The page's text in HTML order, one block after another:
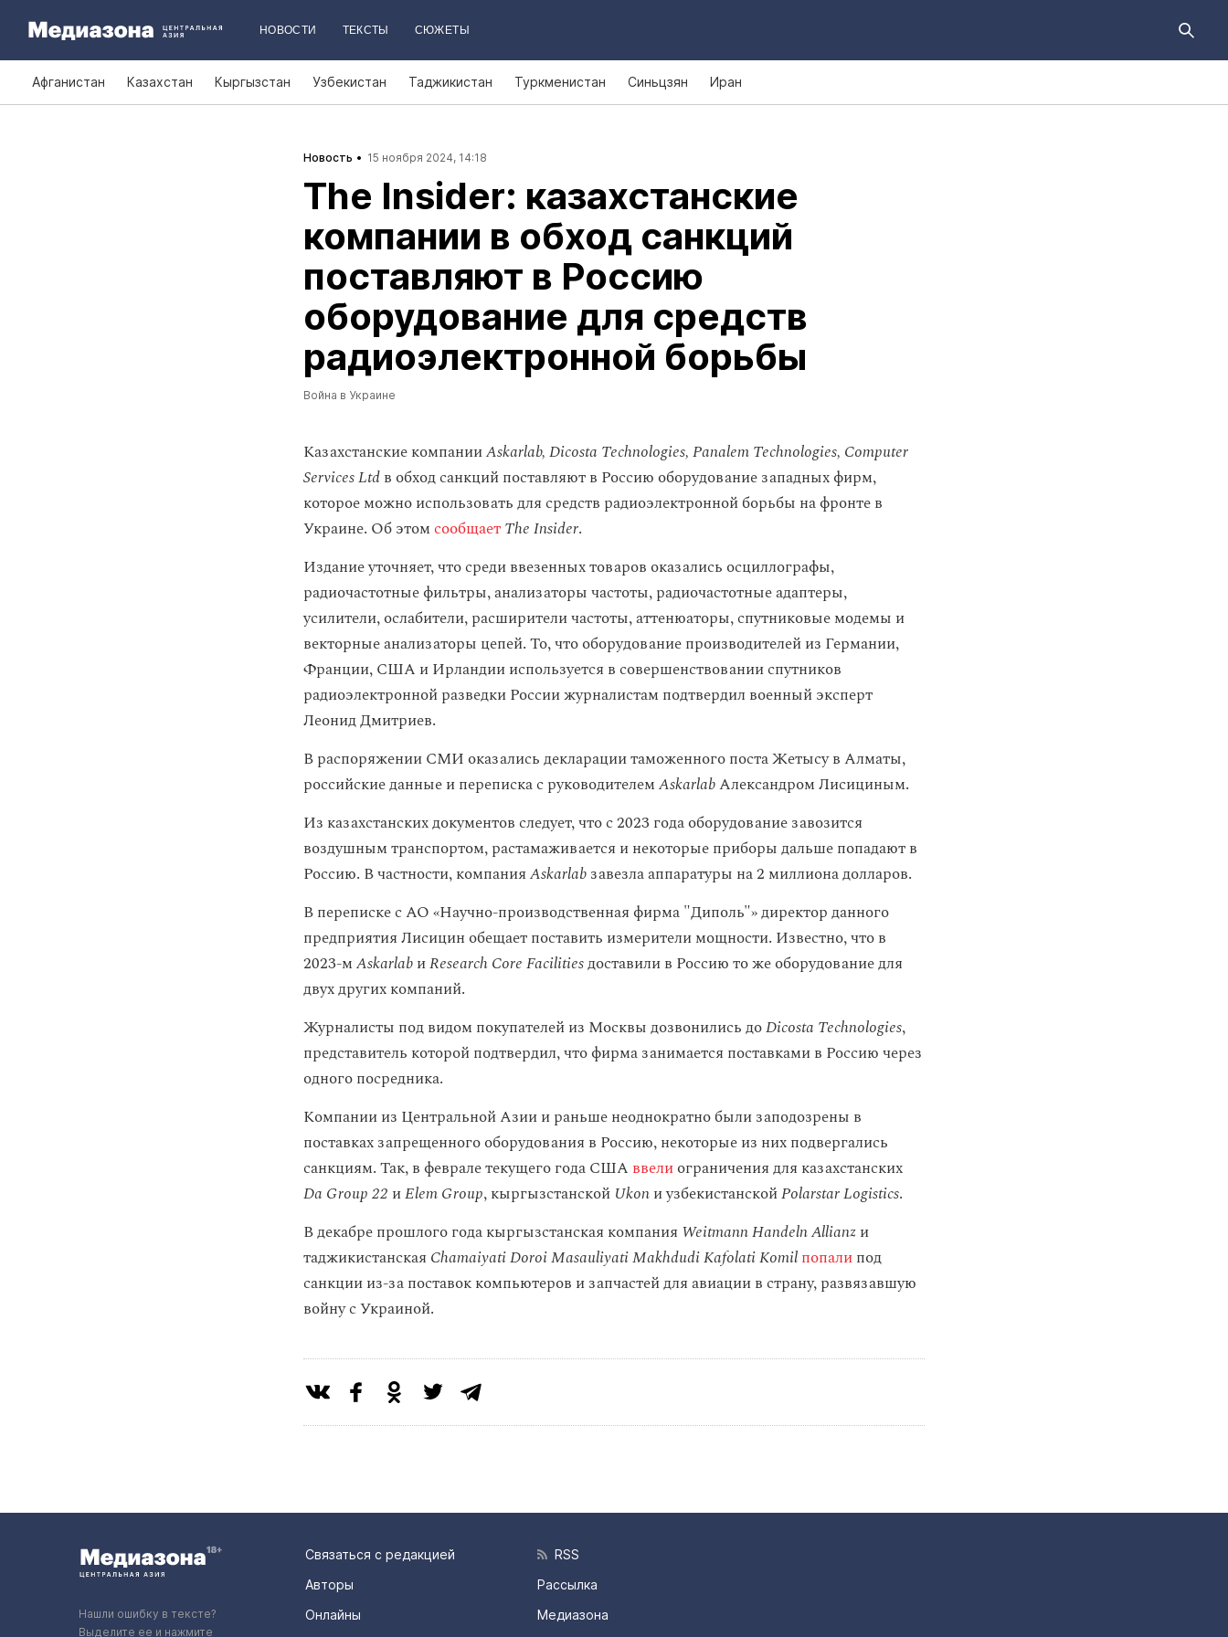
НОВОСТИ ТЕКСТЫ СЮЖЕТЫ
Афганистан Казахстан Кыргызстан Узбекистан Таджикистан Туркменистан Синьцзян Иран
Новость 15 ноября 2024, 14:18
The Insider: казахстанские
компании в обход санкций
поставляют в Россию
оборудование для средств
радиоэлектронной борьбы
Война в Украине
Казахстанские компанииAskarlab, Dicosta Technologies, Panalem Technologies, Computer
Services Ltdв обход санкций поставляют в Россию оборудование западных фирм,
которое можно использовать для средств радиоэлектронной борьбы на фронте в
Украине. Об этомсообщаетThe Insider.
Издание уточняет, что среди ввезенных товаров оказались осциллографы,
радиочастотные фильтры, анализаторы частоты, радиочастотные адаптеры,
усилители, ослабители, расширители частоты, аттенюаторы, спутниковые модемы и
векторные анализаторы цепей. То, что оборудование производителей из Германии,
Франции, США и Ирландии используется в совершенствовании спутников
радиоэлектронной разведки России журналистам подтвердил военный эксперт
Леонид Дмитриев.
В распоряжении СМИ оказались декларации таможенного поста Жетысу в Алматы,
российские данные и переписка с руководителемAskarlabАлександром Лисициным.
Из казахстанских документов следует, что с 2023 года оборудование завозится
воздушным транспортом, растамаживается и некоторые приборы дальше попадают в
Россию. В частности, компанияAskarlabзавезла аппаратуры на 2 миллиона долларов.
В переписке с АО «Научно-производственная фирма "Диполь"» директор данного
предприятия Лисицин обещает поставить измерители мощности. Известно, что в
2023-мAskarlabиResearch Core Facilitiesдоставили в Россию то же оборудование для
двух других компаний.
Журналисты под видом покупателей из Москвы дозвонились доDicosta Technologies,
представитель которой подтвердил, что фирма занимается поставками в Россию через
одного посредника.
Компании из Центральной Азии и раньше неоднократно были заподозрены в
поставках запрещенного оборудования в Россию, некоторые из них подвергались
санкциям. Так, в феврале текущего года США ввелиограничения для казахстанских
Da Group 22 иElem Group, кыргызстанской Ukonи узбекистанскойPolarstar Logistics.
В декабре прошлого года кыргызстанская компания Weitmann Handeln Allianzи
таджикистанская Chamaiyati Doroi Masauliyati Makhdudi Kafolati Komilпопалипод
санкции из-за поставок компьютеров и запчастей для авиации в страну, развязавшую
войну с Украиной.
Нашли ошибку в тексте?
Выделите ее и нажмите
Связаться с редакцией
Авторы
Онлайны
RSS
Рассылка
Медиазона